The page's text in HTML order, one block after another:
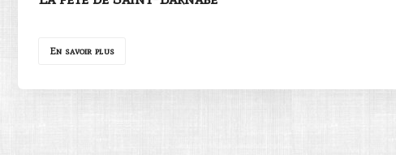
En savoir plus